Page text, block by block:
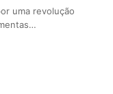
uma revolução